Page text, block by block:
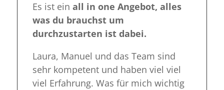
Es ist ein all in one Angebot, alles
was du brauchst um
durchzustarten ist dabei.
Laura, Manuel und das Team sind
sehr kompetent und haben viel viel
viel Erfahrung. Was für mich wichtig